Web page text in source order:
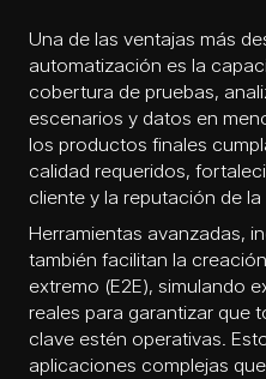
Una de las ventajas más
automatización es la
cobertura de pruebas,
escenarios y datos en
los productos finales
calidad requeridos,
cliente y la reputación de la
Herramientas avanzadas,
también facilitan la
extremo (E2E), simulando
reales para garantizar que
clave estén operativas.
aplicaciones complejas